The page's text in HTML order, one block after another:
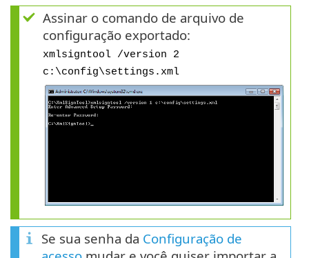
Assinar o comando de arquivo de
configuração exportado:
xmlsigntool /version 2
c:\config\settings.xml
Se sua senha da Configuração de